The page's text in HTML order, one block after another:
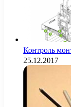
Контроль
25.12.2017